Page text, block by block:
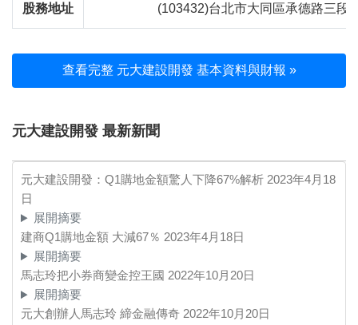
股務地址 (103432)台北市大同區承德路三段
查看完整 元大建設開發 基本資料與財報 »
元大建設開發 最新新聞
元大建設開發：Q1購地金額驚人下降67%解析 2023年4月18
日
展開摘要
建商Q1購地金額 大減67％ 2023年4月18日
展開摘要
馬志玲把小券商變金控王國 2022年10月20日
展開摘要
元大創辦人馬志玲 締金融傳奇 2022年10月20日